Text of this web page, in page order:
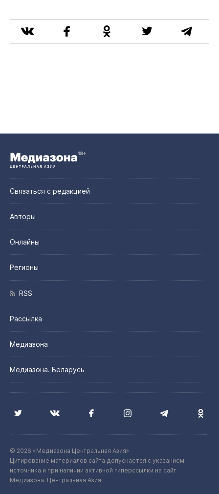
Связаться с редакцией
Авторы
Онлайны
Регионы
RSS
Рассылка
Медиазона
Медиазона. Беларусь
© 2026 «Медиазона Центральная Азия»
Цитирование материалов сайта допускается с указанием
источника и при наличии активной гиперссылки на сайт
Медиазона. Центральная Азия